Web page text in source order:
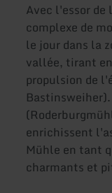
Avec l'essor
complexe de
le jour dans la
vallée, tirant
propulsion de
enrichissent
Mühle en tant
charmants et